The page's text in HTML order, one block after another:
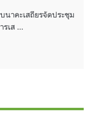
าคะเสถียรจัดประชุม
รเส …
ดการป่าตะวันตก 22 ล้านไ